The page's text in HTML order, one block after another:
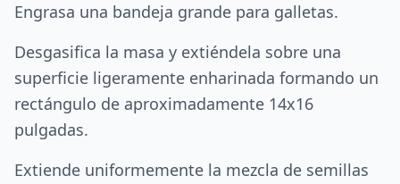
Engrasa una bandeja grande para galletas.
Desgasifica la masa y extiéndela sobre una
superficie ligeramente enharinada formando un
rectángulo de aproximadamente 14x16
pulgadas.
Extiende uniformemente la mezcla de semillas